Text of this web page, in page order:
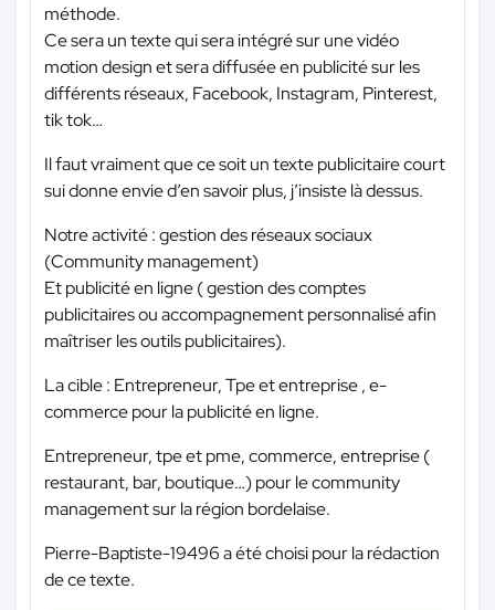
méthode.
Ce sera un texte qui sera intégré sur une vidéo
motion design et sera diffusée en publicité sur les
différents réseaux, Facebook, Instagram, Pinterest,
tik tok…
Il faut vraiment que ce soit un texte publicitaire court
sui donne envie d’en savoir plus, j’insiste là dessus.
Notre activité : gestion des réseaux sociaux
(Community management)
Et publicité en ligne ( gestion des comptes
publicitaires ou accompagnement personnalisé afin
maîtriser les outils publicitaires).
La cible : Entrepreneur, Tpe et entreprise , e-
commerce pour la publicité en ligne.
Entrepreneur, tpe et pme, commerce, entreprise (
restaurant, bar, boutique…) pour le community
management sur la région bordelaise.
Pierre-Baptiste-19496 a été choisi pour la rédaction
de ce texte.